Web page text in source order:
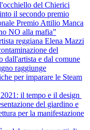
del Chierici
il secondo premio
Premio Attilio Manca
NO alla mafia”
reggiana Elena Mazzi
del
dall'artista e dal comune
raggiunge
per imparare le Steam
il tempo e il design
del giardino e
per la manifestazione